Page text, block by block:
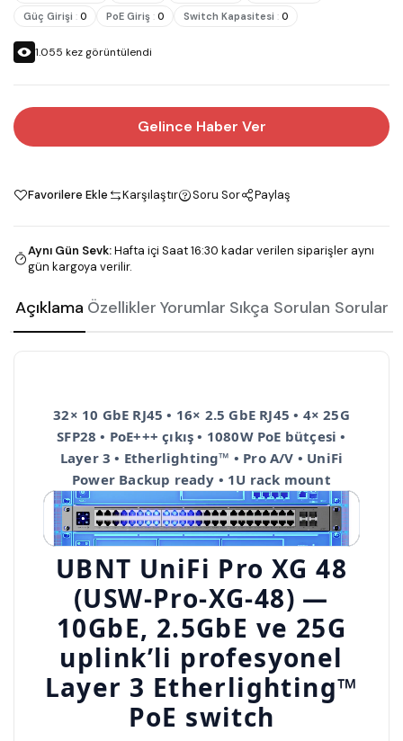
Güç Girişi : 0 PoE Giriş : 0 Switch Kapasitesi : 0
1.055 kez görüntülendi
Gelince Haber Ver
Favorilere Ekle Karşılaştır Soru Sor Paylaş
Aynı Gün Sevk:Hafta içi Saat 16:30 kadar verilen siparişler aynı
gün kargoya verilir.
Açıklama Özellikler Yorumlar Sıkça Sorulan Sorular
32× 10 GbE RJ45 • 16× 2.5 GbE RJ45 • 4× 25G
SFP28 • PoE+++ çıkış • 1080W PoE bütçesi •
Layer 3 • Etherlighting™ • Pro A/V • UniFi
Power Backup ready • 1U rack mount
UBNT UniFi Pro XG 48
(USW-Pro-XG-48) —
10GbE, 2.5GbE ve 25G
uplink’li profesyonel
Layer 3 Etherlighting™
PoE switch